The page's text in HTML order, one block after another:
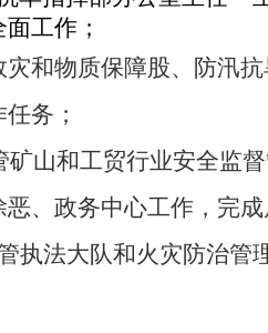
工作；
灾和物质保障股、防汛
务；
矿山和工贸行业安全监
、政务中心工作，完
执法大队和火灾防治管